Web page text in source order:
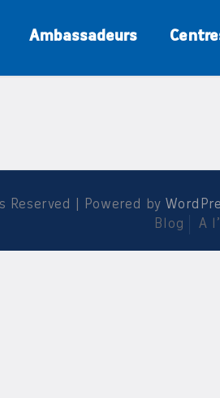
Ambassadeurs
Reserved | Powered by
Blog
A